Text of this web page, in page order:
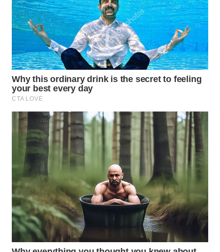
WN
SURABAYA
WN
NATUNA
WN
BINTAN
WN
MANDALIKA
WN
LIKUPANG
WN
LABUANBAJO
WN
BORNEO